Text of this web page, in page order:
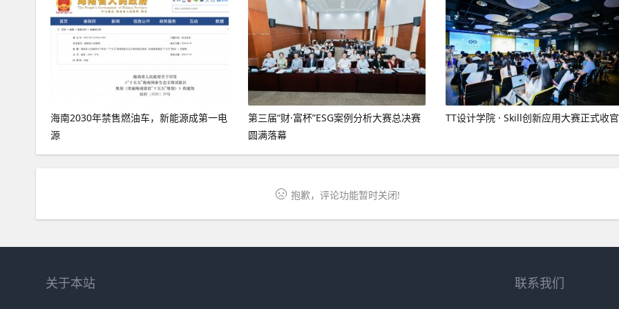
海南2030年禁售燃油车，新能源成第一电
源
第三届“财·富杯”ESG案例分析大赛总决赛
圆满落幕
TT设计学院 · Skill创新应用大赛正式收官
抱歉，评论功能暂时关闭!
关于本站 联系我们